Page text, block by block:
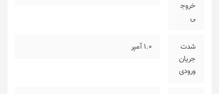
خروج
ی
شدت
جریان
ورودی
1.0 آمپر